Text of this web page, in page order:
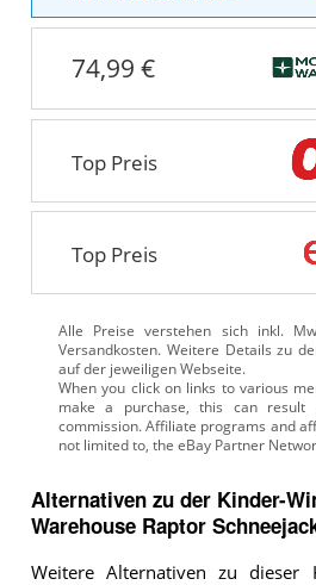
74,99 €
Top Preis
Top Preis
Alle Preise verstehen sich inkl.
Versandkosten. Weitere Details zu
auf der jeweiligen Webseite.
Alternativen zu der Kinder-
Warehouse Raptor
Weitere Alternativen zu dieser